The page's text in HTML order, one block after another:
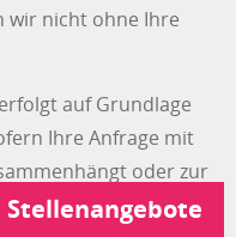
wir nicht ohne Ihre
auf Grundlage
Ihre Anfrage mit
oder zur
Stellenangebote